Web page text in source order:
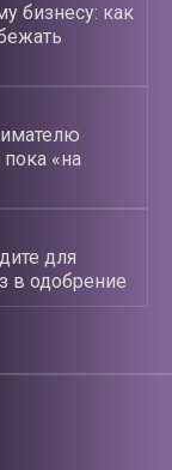
бизнесу: как
«на
для
в одобрение